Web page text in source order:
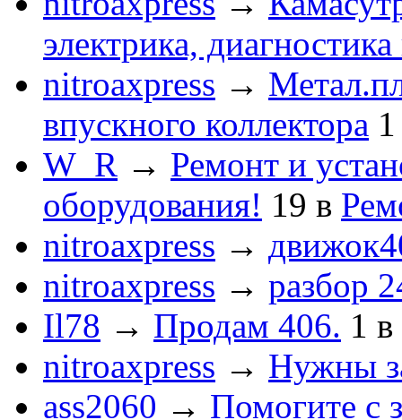
электрика,
nitroaxpress →
впускного коллектора 1
W_R → Ремонт и
оборудования! 19 в
nitroaxpress →
nitroaxpress → разбор
Il78 → Продам 406. 1 в
nitroaxpress → Нужны
ass2060 → Помогите с